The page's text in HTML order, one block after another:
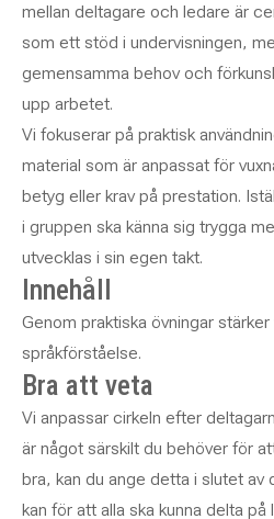
mellan deltagare och ledare är
som ett stöd i undervisningen,
gemensamma behov och
upp arbetet.
Vi fokuserar på praktisk
material som är anpassat för
betyg eller krav på prestation.
i gruppen ska känna sig trygga
utvecklas i sin egen takt.
Innehåll
Genom praktiska övningar
språkförståelse.
Bra att veta
Vi anpassar cirkeln efter
är något särskilt du behöver för
bra, kan du ange detta i slutet av
kan för att alla ska kunna delta på